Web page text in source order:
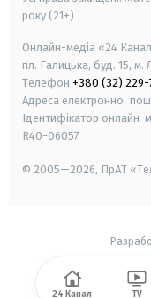
року (21+)
Онлайн-медіа «24
пл. Галицька, буд. 15, м.
Телефон +380 (32) 229-
Адреса електронної
Ідентифікатор онлайн-
R40-06057
© 2005—2026, ПрАТ
24 Канал TV